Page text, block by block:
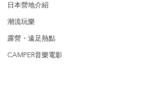
日本營地介紹
潮流玩樂
露營・遠足熱點
CAMPER音樂電影